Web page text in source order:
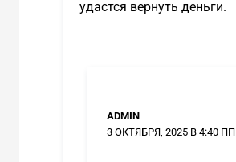
удастся вернуть деньги.
ADMIN
3 ОКТЯБРЯ, 2025 В 4:40 ПП